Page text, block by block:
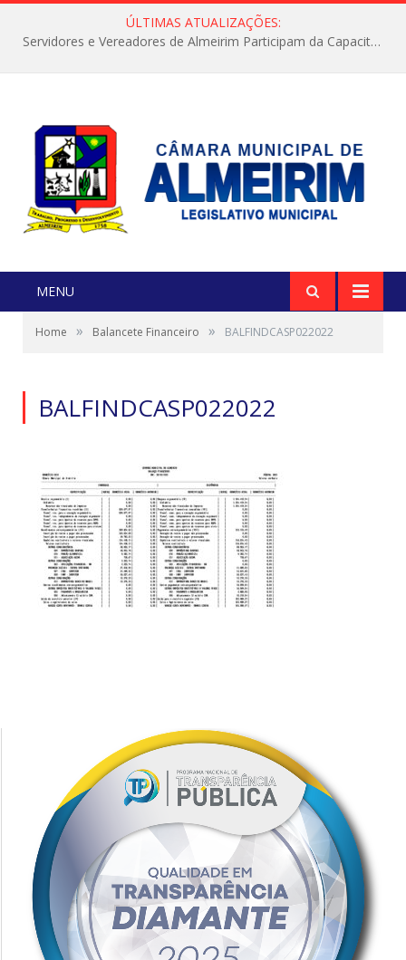
ÚLTIMAS ATUALIZAÇÕES:
Servidores e Vereadores de Almeirim Participam da Capacitação “Orientar é a Nossa Missão”
MENU
Home » Balancete Financeiro » BALFINDCASP022022
BALFINDCASP022022